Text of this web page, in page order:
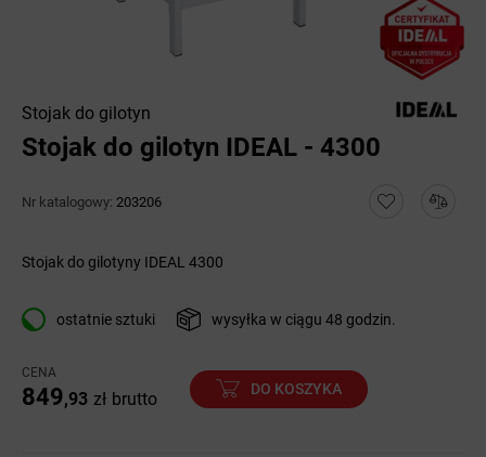
Stojak do gilotyn
Stojak do gilotyn IDEAL - 4300
Nr katalogowy: 203206
Stojak do gilotyny IDEAL 4300
ostatnie sztuki wysyłka w ciągu 48 godzin.
CENA
849,93 zł brutto
DO KOSZYKA